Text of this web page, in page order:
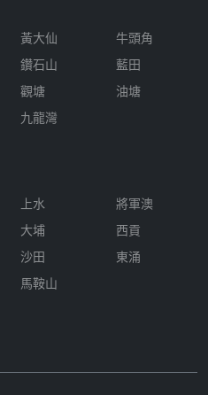
黃大仙
鑽石山
觀塘
九龍灣
牛頭角
藍田
油塘
上水
大埔
沙田
馬鞍山
將軍澳
西貢
東涌